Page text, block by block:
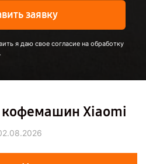
заявку
я даю свое согласие на обработку
.
Xiaomi